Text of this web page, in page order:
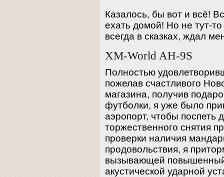
Казалось, бы вот и всё!
ехать домой! Но не тут-
всегда в сказках, ждал
XM-World AH-9S
Полностью
пожелав счастливого
магазина, получив
футболки, я уже было
аэропорт, чтобы поспеть
торжественного снятия
проверки наличия
продовольствия, я
вызывающей
акустической ударной